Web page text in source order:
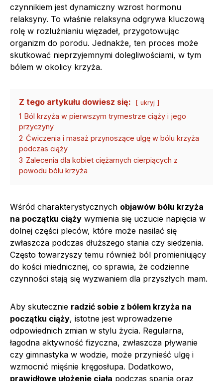
czynnikiem jest dynamiczny wzrost hormonu
relaksyny. To właśnie relaksyna odgrywa kluczową
rolę w rozluźnianiu więzadeł, przygotowując
organizm do porodu. Jednakże, ten proces może
skutkować nieprzyjemnymi dolegliwościami, w tym
bólem w okolicy krzyża.
Z tego artykułu dowiesz się: ukryj
1 Ból krzyża w pierwszym trymestrze ciąży i jego
przyczyny
2 Ćwiczenia i masaż przynoszące ulgę w bólu krzyża
podczas ciąży
3 Zalecenia dla kobiet ciężarnych cierpiących z
powodu bólu krzyża
Wśród charakterystycznych objawów bólu krzyża
na początku ciąży wymienia się uczucie napięcia w
dolnej części pleców, które może nasilać się
zwłaszcza podczas dłuższego stania czy siedzenia.
Często towarzyszy temu również ból promieniujący
do kości miednicznej, co sprawia, że codzienne
czynności stają się wyzwaniem dla przyszłych mam.
Aby skutecznie radzić sobie z bólem krzyża na
początku ciąży, istotne jest wprowadzenie
odpowiednich zmian w stylu życia. Regularna,
łagodna aktywność fizyczna, zwłaszcza pływanie
czy gimnastyka w wodzie, może przynieść ulgę i
wzmocnić mięśnie kręgosłupa. Dodatkowo,
prawidłowe ułożenie ciała podczas spania oraz